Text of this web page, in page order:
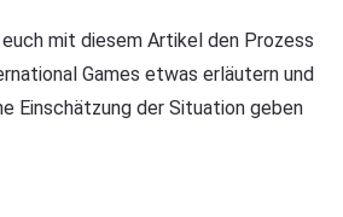
mit diesem Artikel den Prozess
Games etwas erläutern und
Einschätzung der Situation geben